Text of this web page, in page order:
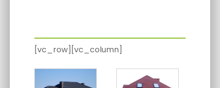
[vc_row][vc_column]